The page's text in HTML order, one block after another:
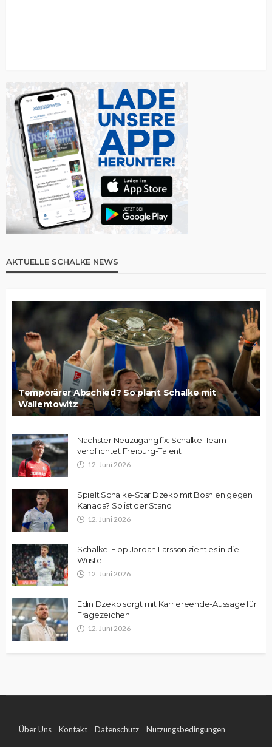
AKTUELLE SCHALKE NEWS
Temporärer Abschied? So plant Schalke mit
Wallentowitz
Nächster Neuzugang fix: Schalke-Team
verpflichtet Freiburg-Talent
12. Juni 2026
Spielt Schalke-Star Dzeko mit Bosnien gegen
Kanada? So ist der Stand
12. Juni 2026
Schalke-Flop Jordan Larsson zieht es in die
Wüste
12. Juni 2026
Edin Dzeko sorgt mit Karriereende-Aussage für
Fragezeichen
12. Juni 2026
Über Uns Kontakt Datenschutz Nutzungsbedingungen